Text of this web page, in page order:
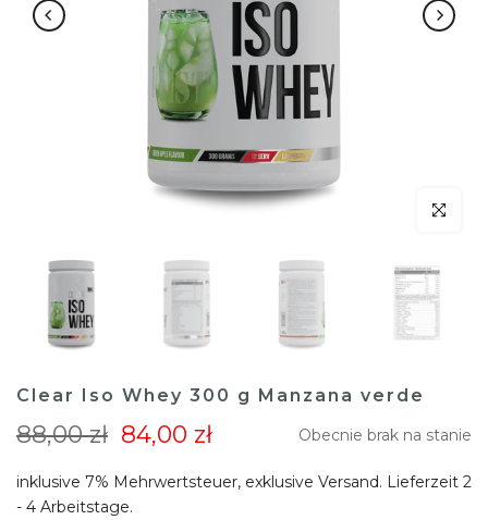
klicken
Clear Iso Whey 300 g Manzana verde
88,00 zł 84,00 zł Obecnie brak na stanie
inklusive 7% Mehrwertsteuer, exklusive Versand. Lieferzeit 2
- 4 Arbeitstage.